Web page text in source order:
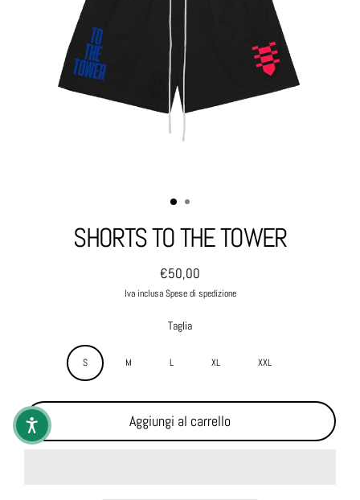
SHORTS TO THE TOWER
Prezzo normale
€50,00
Iva inclusa Spese di spedizione
Taglia
S M L XL XXL
Aggiungi al carrello